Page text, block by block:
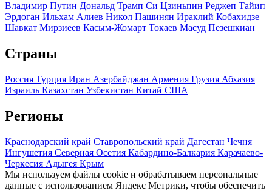
Владимир Путин Дональд Трамп Си Цзиньпин Реджеп Тайип
Эрдоган Ильхам Алиев Никол Пашинян Ираклий Кобахидзе
Шавкат Мирзиеев Касым-Жомарт Токаев Масуд Пезешкиан
Страны
Россия Турция Иран Азербайджан Армения Грузия Абхазия
Израиль Казахстан Узбекистан Китай США
Регионы
Краснодарский край Ставропольский край Дагестан Чечня
Ингушетия Северная Осетия Кабардино-Балкария Карачаево-
Черкесия Адыгея Крым
Мы используем файлы cookie и обрабатываем персональные
данные с использованием Яндекс Метрики, чтобы обеспечить